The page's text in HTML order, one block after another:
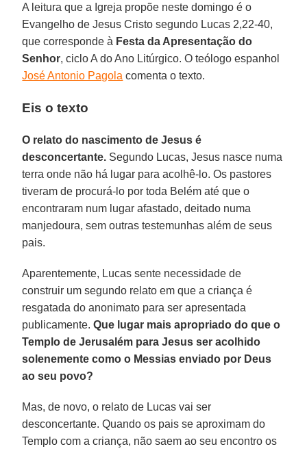
A leitura que a Igreja propõe neste domingo é o
Evangelho de Jesus Cristo segundo Lucas 2,22-40,
que corresponde à Festa da Apresentação do
Senhor, ciclo A do Ano Litúrgico. O teólogo espanhol
José Antonio Pagola comenta o texto.
Eis o texto
O relato do nascimento de Jesus é
desconcertante. Segundo Lucas, Jesus nasce numa
terra onde não há lugar para acolhê-lo. Os pastores
tiveram de procurá-lo por toda Belém até que o
encontraram num lugar afastado, deitado numa
manjedoura, sem outras testemunhas além de seus
pais.
Aparentemente, Lucas sente necessidade de
construir um segundo relato em que a criança é
resgatada do anonimato para ser apresentada
publicamente.Que lugar mais apropriado do que o
Templo de Jerusalém para Jesus ser acolhido
solenemente como o Messias enviado por Deus
ao seu povo?
Mas, de novo, o relato de Lucas vai ser
desconcertante. Quando os pais se aproximam do
Templo com a criança, não saem ao seu encontro os